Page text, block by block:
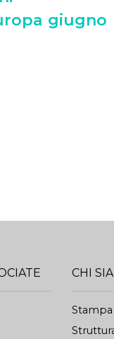
giugno
CHI
Stampa